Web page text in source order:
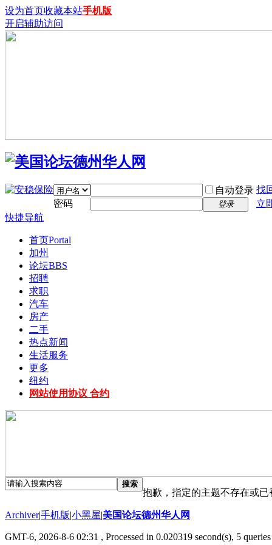
设为首页收藏本站手机版
开启辅助访问
自动登录 找
密码
登录
立
快捷导航
首页Portal
加州
论坛BBS
招聘
求职
汽车
房产
二手
热点新闻
生活服务
更多
纽约
网站使用协议 合约
搜索
抱歉，指定的主题不存在或
Archiver|手机版|小黑屋|美国论坛德州华人网
GMT-6, 2026-8-6 02:31 , Processed in 0.020319 second(s), 5